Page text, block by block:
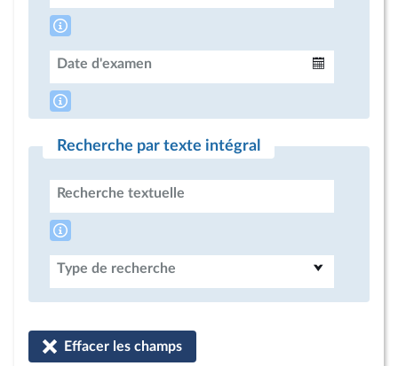
Date d'examen
Recherche par texte intégral
Recherche textuelle
Type de recherche
Effacer les champs